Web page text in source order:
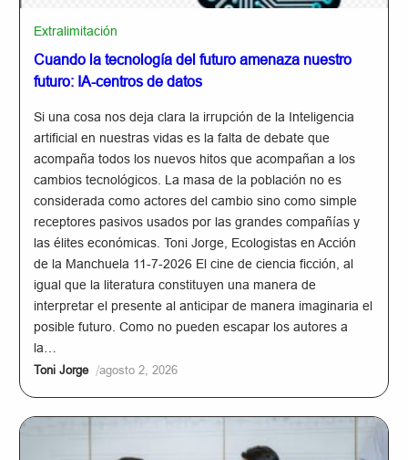
Extralimitación
Cuando la tecnología del futuro amenaza nuestro
futuro: IA-centros de datos
Si una cosa nos deja clara la irrupción de la Inteligencia
artificial en nuestras vidas es la falta de debate que
acompaña todos los nuevos hitos que acompañan a los
cambios tecnológicos. La masa de la población no es
considerada como actores del cambio sino como simple
receptores pasivos usados por las grandes compañías y
las élites económicas. Toni Jorge, Ecologistas en Acción
de la Manchuela 11-7-2026 El cine de ciencia ficción, al
igual que la literatura constituyen una manera de
interpretar el presente al anticipar de manera imaginaria el
posible futuro. Como no pueden escapar los autores a
la…
Toni Jorge /agosto 2, 2026